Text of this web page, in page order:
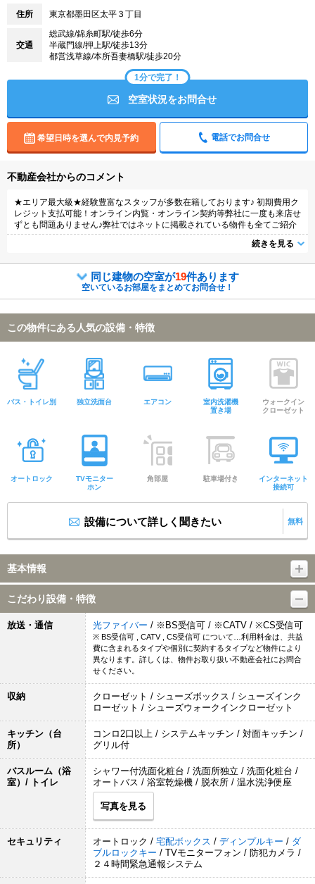
住所 東京都墨田区太平３丁目
交通
総武線/錦糸町駅/徒歩6分
半蔵門線/押上駅/徒歩13分
都営浅草線/本所吾妻橋駅/徒歩20分
1分で完了！
空室状況をお問合せ
希望日時を選んで内見予約 電話でお問合せ
不動産会社からのコメント
★エリア最大級★経験豊富なスタッフが多数在籍しております♪ 初期費用ク
レジット支払可能！オンライン内覧・オンライン契約等弊社に一度も来店せ
ずとも問題ありません♪弊社ではネットに掲載されている物件も全てご紹介
可能になりますので気になる物件は全て申し付けください★
続きを見る
同じ建物の空室が19件あります
空いているお部屋をまとめてお問合せ！
この物件にある人気の設備・特徴
バス・トイレ別 独立洗面台 エアコン
室内洗濯機
置き場
ウォークイン
クローゼット
オートロック
TVモニター
ホン
角部屋 駐車場付き
インターネット
接続可
設備について詳しく聞きたい 無料
基本情報
こだわり設備・特徴
放送・通信 光ファイバー / ※BS受信可 / ※CATV / ※CS受信可
※ BS受信可 , CATV , CS受信可 について…利用料金は、共益
費に含まれるタイプや個別に契約するタイプなど物件により
異なります。詳しくは、物件お取り扱い不動産会社にお問合
せください。
収納
クローゼット / シューズボックス / シューズインク
ローゼット / シューズウォークインクローゼット
キッチン（台
所）
コンロ2口以上 / システムキッチン / 対面キッチン /
グリル付
バスルーム（浴
室）/ トイレ
シャワー付洗面化粧台 / 洗面所独立 / 洗面化粧台 /
オートバス / 浴室乾燥機 / 脱衣所 / 温水洗浄便座
写真を見る
セキュリティ オートロック / 宅配ボックス / ディンプルキー / ダ
ブルロックキー / TVモニターフォン / 防犯カメラ /
２４時間緊急通報システム